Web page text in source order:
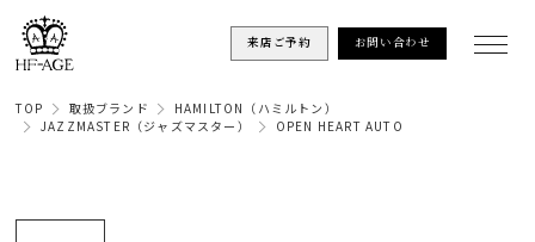
来店ご予約 お問い合わせ
TOP 取扱ブランド
HAMILTON（ハミルトン）
JAZZMASTER（ジャズマスター）
OPEN HEART AUTO